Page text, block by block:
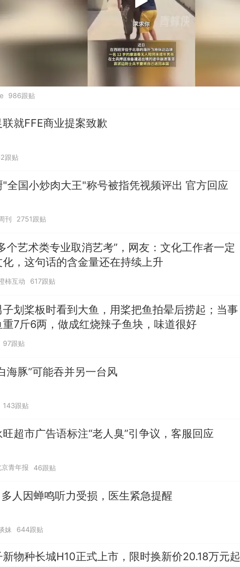
986跟贴
联就FFE商业提案致歉
跟贴
"全国小炒肉大王"称号被指凭视频评出 官方回应
刊 2751跟贴
个艺术类专业取消艺考”，网友：文化工作者一定
，这句话的含金量还在持续上升
柿互动 617跟贴
子划桨板时看到大鱼，用桨把鱼拍晕后捞起；当事
重7斤6两，做成红烧辣子鱼块，味道很好
97跟贴
海豚”可能吞并另一台风
143跟贴
旺超市广告语标注“老人臭”引争议，客服回应
青年报 46跟贴
人因蝉鸣听力受损，医生紧急提醒
妹 644跟贴
物种长城H10正式上市，限时换新价20.18万元起